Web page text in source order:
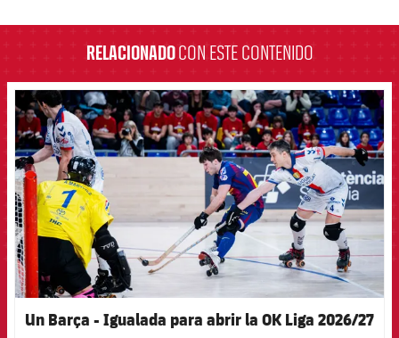
RELACIONADOCON ESTE CONTENIDO
FCB Barcelona badge
Un Barça - Igualada para abrir la OK Liga 2026/27